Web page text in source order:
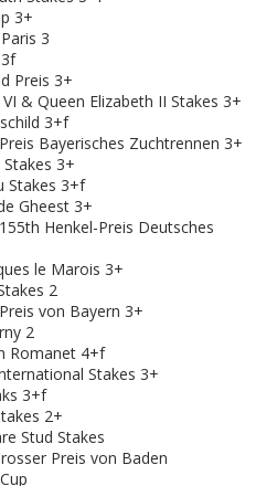
3+
3
Preis 3+
& Queen Elizabeth II Stakes 3+
3+f
Bayerisches Zuchtrennen 3+
3+
Stakes 3+f
Gheest 3+
Henkel-Preis Deutsches
le Marois 3+
2
von Bayern 3+
2
Romanet 4+f
Stakes 3+
3+f
2+
Stud Stakes
Preis von Baden